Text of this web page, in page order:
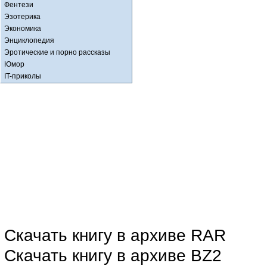
Фентези
Эзотерика
Экономика
Энциклопедия
Эротические и порно рассказы
Юмор
IT-приколы
Скачать книгу в архиве RAR
Скачать книгу в архиве BZ2